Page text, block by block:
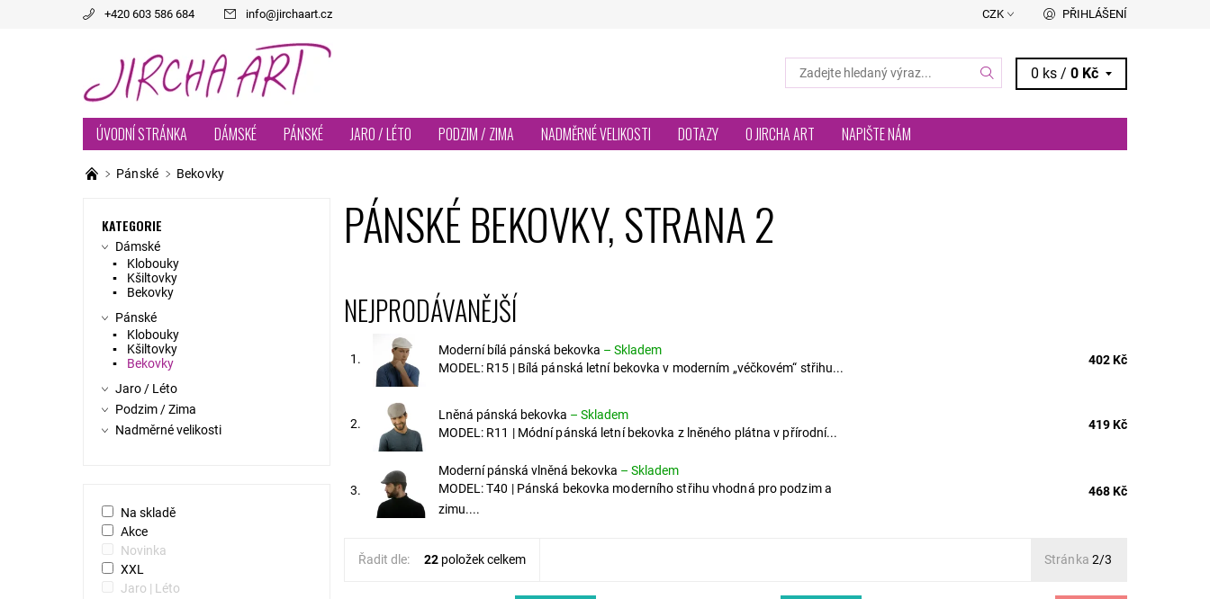
+420 603 586 684 info@jirchaart.cz CZK PŘIHLÁŠENÍ
0 ks /0 Kč
ÚVODNÍ STRÁNKA DÁMSKÉ PÁNSKÉ JARO / LÉTO PODZIM / ZIMA NADMĚRNÉ VELIKOSTI DOTAZY O JIRCHA ART NAPIŠTE NÁM
Pánské Bekovky
PÁNSKÉ BEKOVKY, STRANA 2
NEJPRODÁVANĚJŠÍ
1.
Moderní bílá pánská bekovka – Skladem
MODEL: R15 | Bílá pánská letní bekovka v moderním „véčkovém“ střihu...
402 Kč
2.
Lněná pánská bekovka – Skladem
MODEL: R11 | Módní pánská letní bekovka z lněného plátna v přírodní...
419 Kč
3.
Moderní pánská vlněná bekovka – Skladem
MODEL: T40 | Pánská bekovka moderního střihu vhodná pro podzim a
zimu....
468 Kč
Řadit dle: 22položek celkem Stránka 2/3
KATEGORIE
Dámské
Klobouky
Kšiltovky
Bekovky
Pánské
Klobouky
Kšiltovky
Bekovky
Jaro / Léto
Podzim / Zima
Nadměrné velikosti
Na skladě
Akce
Novinka
XXL
Jaro | Léto